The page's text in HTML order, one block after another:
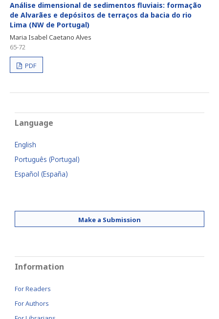
Análise dimensional de sedimentos fluviais: formação
de Alvarães e depósitos de terraços da bacia do rio
Lima (NW de Portugal)
Maria Isabel Caetano Alves
65-72
PDF
Language
English
Português (Portugal)
Español (España)
Make a Submission
Information
For Readers
For Authors